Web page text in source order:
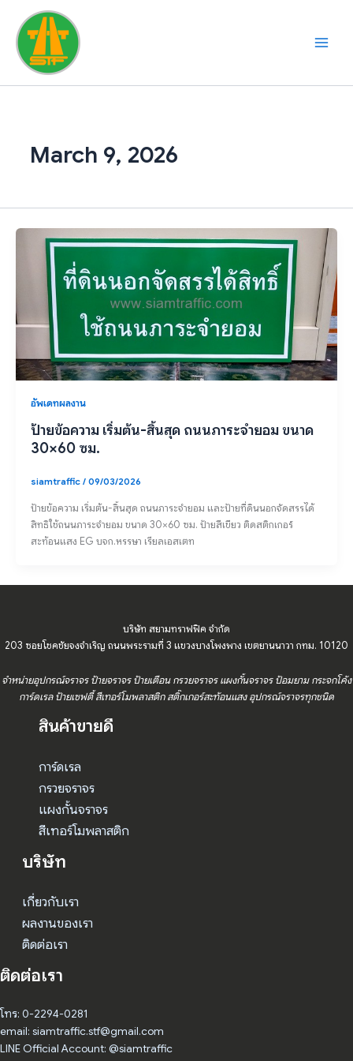
content
March 9, 2026
อัพเดทผลงาน
ป้ายข้อความ เริ่มต้น-สิ้นสุด ถนนภาระจำยอม ขนาด
30×60 ซม.
siamtraffic/09/03/2026
ป้ายข้อความ เริ่มต้น-สิ้นสุด ถนนภาระจำยอม และป้ายที่ดินนอกจัดสรรได้
สิทธิใช้ถนนภาระจำยอม ขนาด 30×60 ซม. ป้ายสีเขียว ติดสติกเกอร์
สะท้อนแสง EG บจก.หรรษา เรียลเอสเตท
บริษัท สยามทราฟฟิค จำกัด
203 ซอยโชคชัยจงจำเริญ ถนนพระรามที่ 3 แขวงบางโพงพาง เขตยานนาวา กทม. 10120
จำหน่ายอุปกรณ์จราจร ป้ายจราจร ป้ายเตือน กรวยจราจร แผงกั้นจราจร ป้อมยาม กระจกโค้ง
การ์ดเรล ป้ายเซฟตี้ สีเทอร์โมพลาสติก สติ๊กเกอร์สะท้อนแสง อุปกรณ์จราจรทุกชนิด
สินค้าขายดี
การ์ดเรล
กรวยจราจร
แผงกั้นจราจร
สีเทอร์โมพลาสติก
บริษัท
เกี่ยวกับเรา
ผลงานของเรา
ติดต่อเรา
ติดต่อเรา
โทร: 0-2294-0281
email: siamtraffic.stf@gmail.com
LINE Official Account: @siamtraffic